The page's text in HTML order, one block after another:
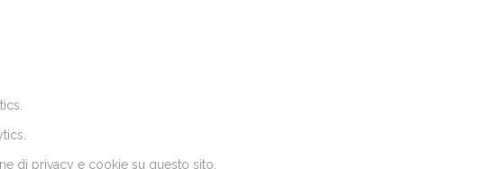
di privacy e cookie su questo sito.